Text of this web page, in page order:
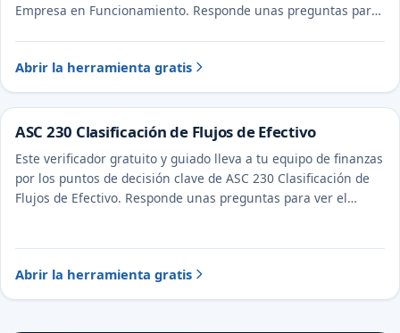
Empresa en Funcionamiento. Responde unas preguntas para
Abrir la herramienta gratis
ASC 230 Clasificación de Flujos de Efectivo
Este verificador gratuito y guiado lleva a tu equipo de finanzas
por los puntos de decisión clave de ASC 230 Clasificación de
Flujos de Efectivo. Responde unas preguntas para ver el
Abrir la herramienta gratis